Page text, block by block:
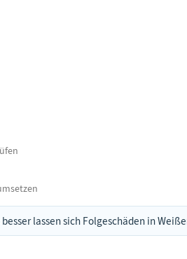
lassen sich Folgeschäden in